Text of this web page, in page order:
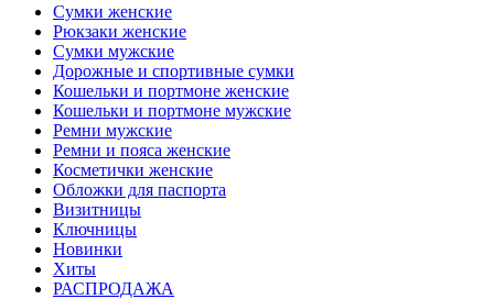
Сумки женские
Рюкзаки женские
Сумки мужские
Дорожные и спортивные сумки
Кошельки и портмоне женские
Кошельки и портмоне мужские
Ремни мужские
Ремни и пояса женские
Косметички женские
Обложки для паспорта
Визитницы
Ключницы
Новинки
Хиты
РАСПРОДАЖА